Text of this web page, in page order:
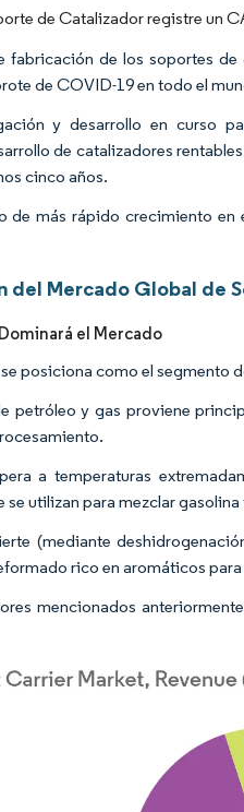
de Catalizador registre un
fabricación de los soportes
de COVID-19 en todo el
y desarrollo en curso
de catalizadores
cinco años.
de más rápido crecimiento
del Mercado Global de
el Mercado
posiciona como el segmento
petróleo y gas proviene
a temperaturas
utilizan para mezclar
(mediante
rico en aromáticos
mencionados